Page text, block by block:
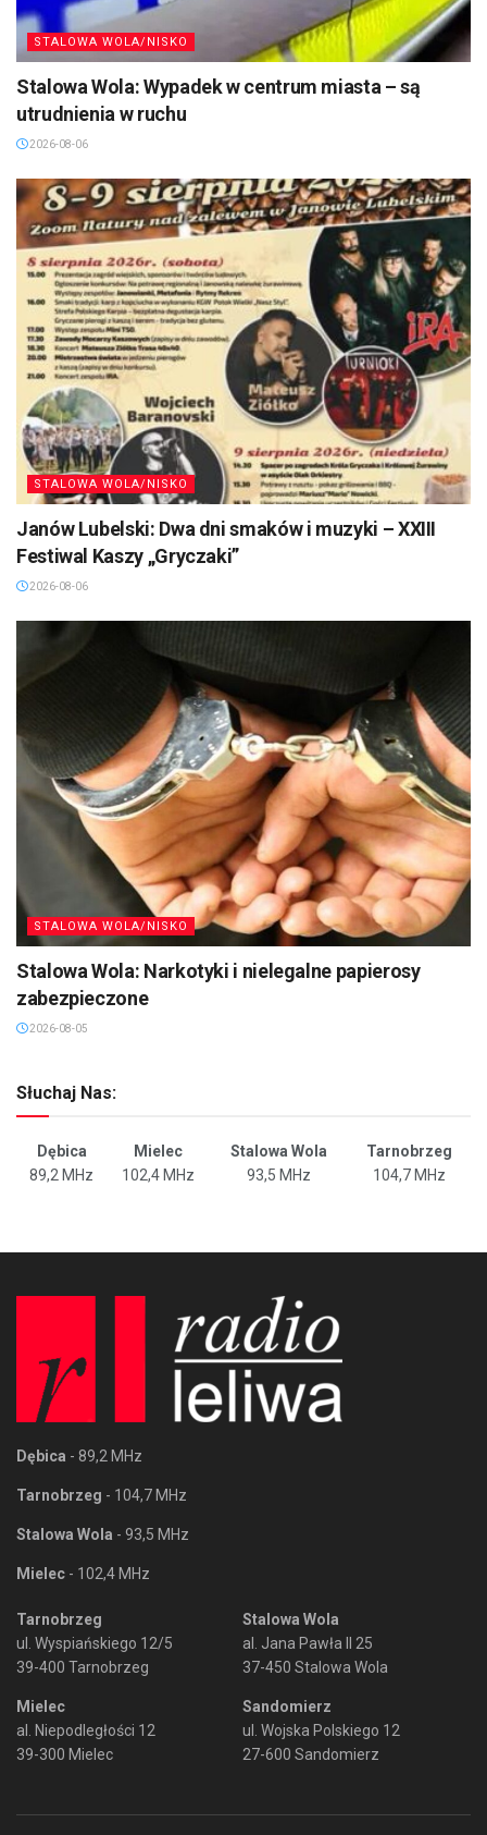
STALOWA WOLA/NISKO
Stalowa Wola: Wypadek w centrum miasta – są
utrudnienia w ruchu
2026-08-06
STALOWA WOLA/NISKO
Janów Lubelski: Dwa dni smaków i muzyki – XXIII
Festiwal Kaszy „Gryczaki”
2026-08-06
STALOWA WOLA/NISKO
Stalowa Wola: Narkotyki i nielegalne papierosy
zabezpieczone
2026-08-05
Słuchaj Nas:
Dębica Mielec Stalowa Wola
Tarnobrzeg
89,2 MHz
102,4 MHz 93,5 MHz 104,7 MHz
Dębica - 89,2 MHz
Tarnobrzeg - 104,7 MHz
Stalowa Wola - 93,5 MHz
Mielec - 102,4 MHz
Tarnobrzeg
ul. Wyspiańskiego 12/5
39-400 Tarnobrzeg
Mielec
al. Niepodległości 12
39-300 Mielec
Stalowa Wola
al. Jana Pawła II 25
37-450 Stalowa Wola
Sandomierz
ul. Wojska Polskiego 12
27-600 Sandomierz